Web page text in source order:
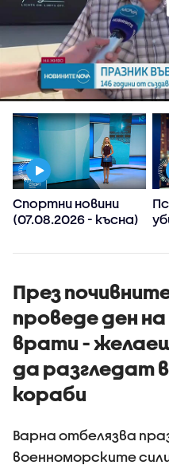
Спортни новини
(07.08.2026 - късна)
През
проведе ден
врати -
да разгледат
кораби
Варна отбелязва
военноморските